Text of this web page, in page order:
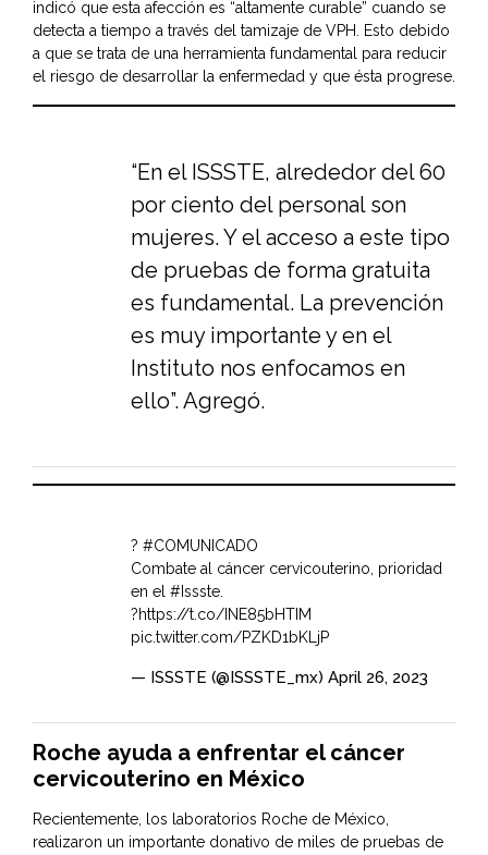
indicó que esta afección es “altamente curable” cuando se
detecta a tiempo a través del tamizaje de VPH. Esto debido
a que se trata de una herramienta fundamental para reducir
el riesgo de desarrollar la enfermedad y que ésta progrese.
“En el ISSSTE, alrededor del 60
por ciento del personal son
mujeres. Y el acceso a este tipo
de pruebas de forma gratuita
es fundamental. La prevención
es muy importante y en el
Instituto nos enfocamos en
ello”. Agregó.
? #COMUNICADO
Combate al cáncer cervicouterino, prioridad
en el #Issste.
?https://t.co/INE85bHTIM
pic.twitter.com/PZKD1bKLjP
— ISSSTE (@ISSSTE_mx) April 26, 2023
Roche ayuda a enfrentar el cáncer
cervicouterino en México
Recientemente, los laboratorios Roche de México,
realizaron un importante donativo de miles de pruebas de